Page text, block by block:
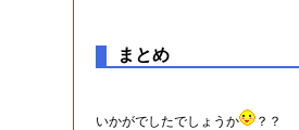
まとめ
いかがでしたでしょうか
？？